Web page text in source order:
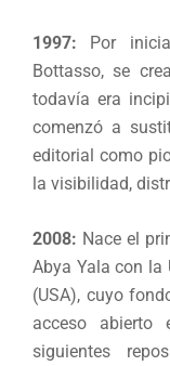
1997: Por
Bottasso, se
todavía era
comenzó a
editorial como
la visibilidad,
2008: Nace el
Abya Yala con la
(USA), cuyo
acceso abierto
siguientes